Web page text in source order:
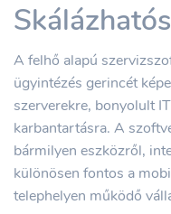
A felhő alapú
ügyintézés gerincét
szerverekre, bonyolult
karbantartásra. A
bármilyen eszközről,
különösen fontos a
telephelyen működő